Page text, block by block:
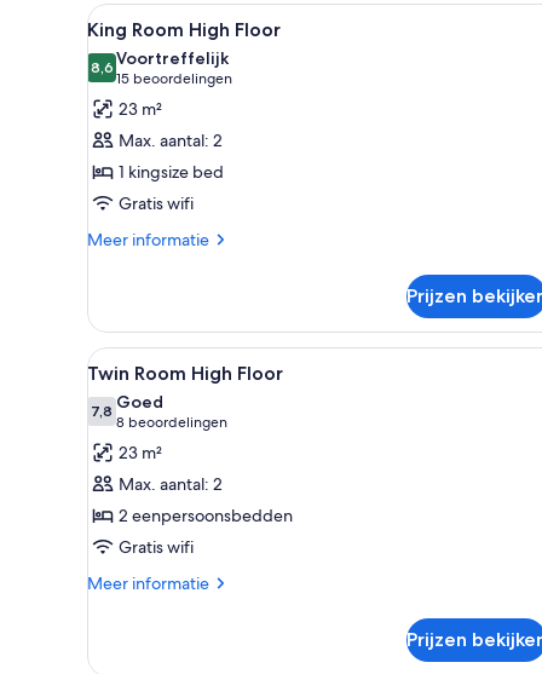
Alle
foto's
voor
King
Room
High
Floor
laden
Een hotelkamer met een
8
King Room High Floor
8,68,6 van 10
Voortreffelijk
15 beoordelingen
(15
beoordelingen)
23 m²
Max. aantal: 2
1 kingsize bed
Gratis wifi
Meer informatie
Meer
Room
High
Floor
Prijzen
Alle
foto's
voor
Twin
Room
High
Floor
laden
Een hotelkamer met een
8
Twin Room High Floor
7,87,8 van 10
Goed
8 beoordelingen
(8
beoordelingen)
23 m²
Max. aantal: 2
2 eenpersoonsbedden
Gratis wifi
Meer informatie
Meer
Room
Prijzen